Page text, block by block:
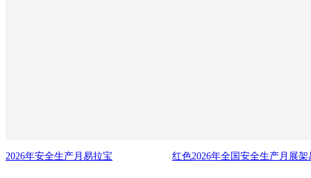
2026年安全生产月易拉宝 红色2026年全国安全生产月展架